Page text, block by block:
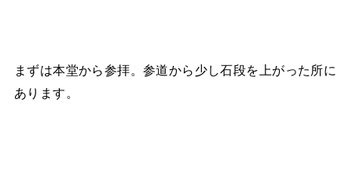
まずは本堂から参拝。参道から少し石段を上がった所に
あります。